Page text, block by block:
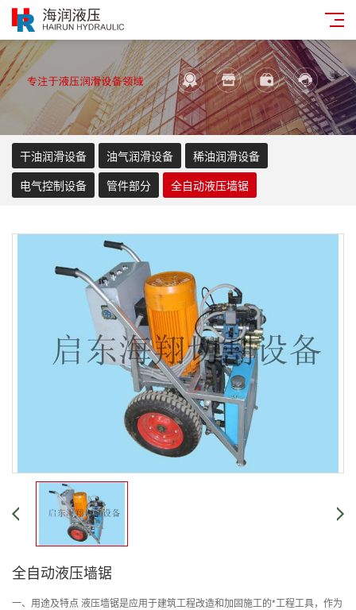
干油润滑设备 油气润滑设备
稀油润滑设备
电气控制设备
管件部分 全自动液压墙锯
全自动液压墙锯
一、用途及特点 液压墙锯是应用于建筑工程改造和加固施工的*工程工具，作为